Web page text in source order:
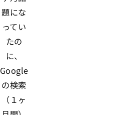
題にな
ってい
たの
に、
Google
の検索
（１ヶ